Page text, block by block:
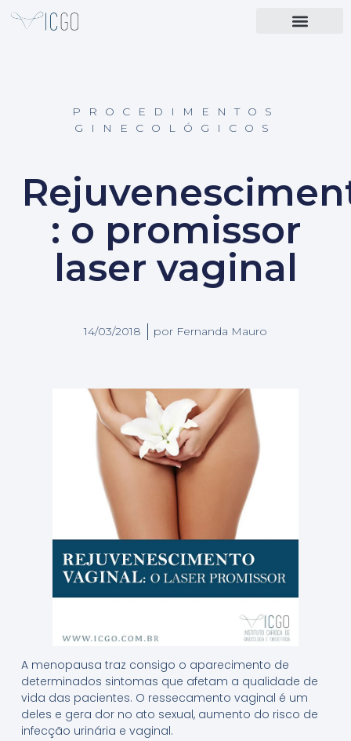
PROCEDIMENTOS
GINECOLÓGICOS
: o promissor
laser vaginal
14/03/2018 por Fernanda Mauro
A menopausa traz consigo o aparecimento de
determinados sintomas que afetam a qualidade de
vida das pacientes. O ressecamento vaginal é um
deles e gera dor no ato sexual, aumento do risco de
infecção urinária e vaginal.